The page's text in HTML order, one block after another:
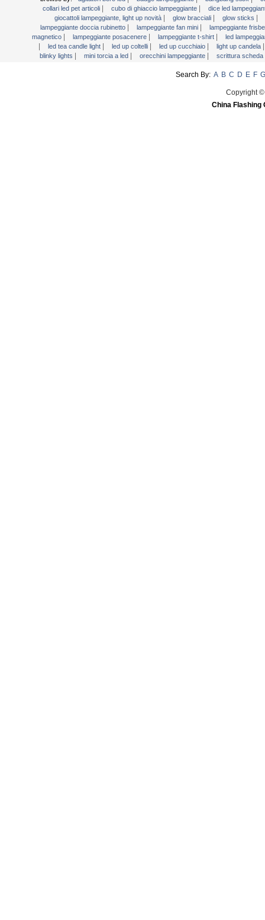
Luce bacchette
Martini Blinky Lights
Mini torcia a LED
Orecchini lampeggiante
collari led pet articoli | cubo di ghiaccio lampeggiante |
dice led
giocattoli lampeggiante, light up novità | glow bracciali | glow sticks |
lampeggiante doccia rubinetto | lampeggiante fan mini |
lampeggiante
magnetico | lampeggiante posacenere | lampeggiante t-shirt | led
| led tea candle light | led up coltelli | led up cucchiaio | light up candela
blinky lights | mini torcia a led | orecchini lampeggiante | scrittura
Search By: A B C D E F G
Copyright
China Flashing